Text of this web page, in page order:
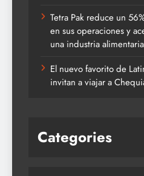
Tetra Pak reduce un
en sus operaciones y
una industria
El nuevo favorito de
invitan a viajar a
Categories